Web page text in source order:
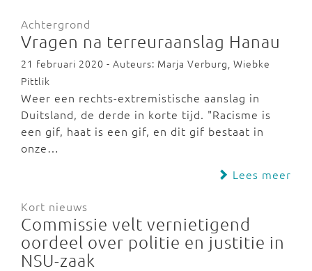
Achtergrond
Vragen na terreuraanslag Hanau
21 februari 2020 - Auteurs: Marja Verburg, Wiebke
Pittlik
Weer een rechts-extremistische aanslag in
Duitsland, de derde in korte tijd. "Racisme is
een gif, haat is een gif, en dit gif bestaat in
onze…
Lees meer
Kort nieuws
Commissie velt vernietigend
oordeel over politie en justitie in
NSU-zaak